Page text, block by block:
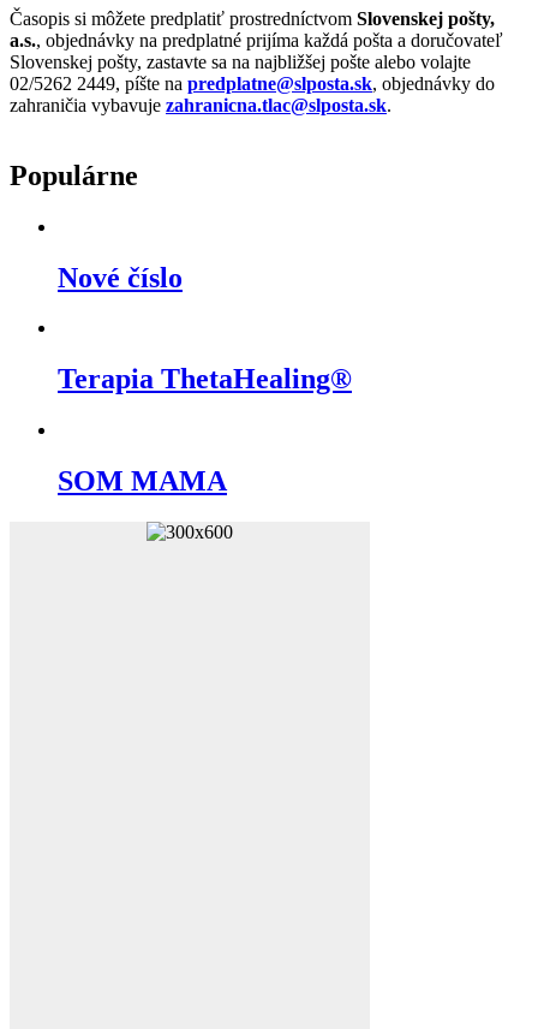
Časopis si môžete predplatiť prostredníctvom Slovenskej pošty,
a.s., objednávky na predplatné prijíma každá pošta a doručovateľ
Slovenskej pošty, zastavte sa na najbližšej pošte alebo volajte
02/5262 2449, píšte na predplatne@slposta.sk, objednávky do
zahraničia vybavuje zahranicna.tlac@slposta.sk.
Populárne
Nové číslo
Terapia ThetaHealing®
SOM MAMA